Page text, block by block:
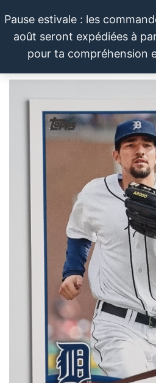
au
contenu
Pause estivale : les
août seront expédiées à
pour ta compréhension
LE
DU
Cartes
et
produits
du
sport et
de la
culture